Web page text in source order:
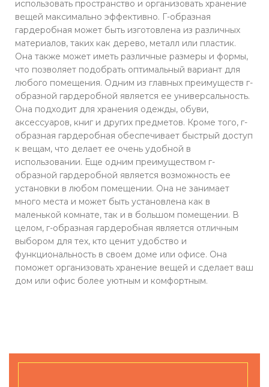
использовать пространство и организовать хранение
вещей максимально эффективно. Г-образная
гардеробная может быть изготовлена из различных
материалов, таких как дерево, металл или пластик.
Она также может иметь различные размеры и формы,
что позволяет подобрать оптимальный вариант для
любого помещения. Одним из главных преимуществ г-
образной гардеробной является ее универсальность.
Она подходит для хранения одежды, обуви,
аксессуаров, книг и других предметов. Кроме того, г-
образная гардеробная обеспечивает быстрый доступ
к вещам, что делает ее очень удобной в
использовании. Еще одним преимуществом г-
образной гардеробной является возможность ее
установки в любом помещении. Она не занимает
много места и может быть установлена как в
маленькой комнате, так и в большом помещении. В
целом, г-образная гардеробная является отличным
выбором для тех, кто ценит удобство и
функциональность в своем доме или офисе. Она
поможет организовать хранение вещей и сделает ваш
дом или офис более уютным и комфортным.